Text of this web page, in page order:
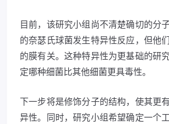
目前，该研究小组尚不清楚确切的分
的奈瑟氏球菌发生特异性反应，但他
的膜有关。这种特异性为更基础的研
定哪种细菌比其他细菌更具毒性。
下一步将是修饰分子的结构，使其更
异性。同时，研究小组希望确定一个